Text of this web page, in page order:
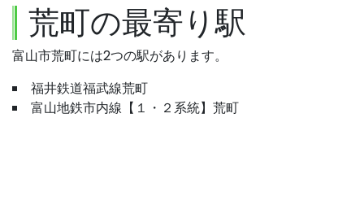
荒町の最寄り駅
富山市荒町には2つの駅があります。
福井鉄道福武線荒町
富山地鉄市内線【１・２系統】荒町